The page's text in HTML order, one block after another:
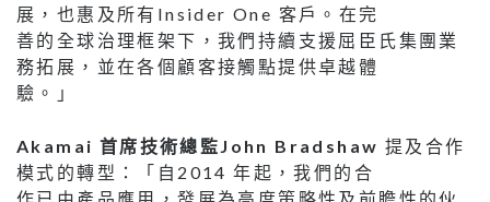
展，也惠及所有Insider One 客戶。在完
善的全球治理框架下，我們持續支援屈臣氏集團業
務拓展，並在各個顧客接觸點提供卓越體
驗。」
Akamai 首席技術總監John Bradshaw 提及合作
模式的轉型：「自2014 年起，我們的合